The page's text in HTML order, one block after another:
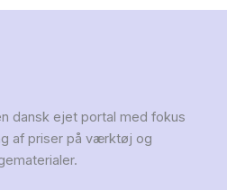
dansk ejet portal med fokus
af priser på værktøj og